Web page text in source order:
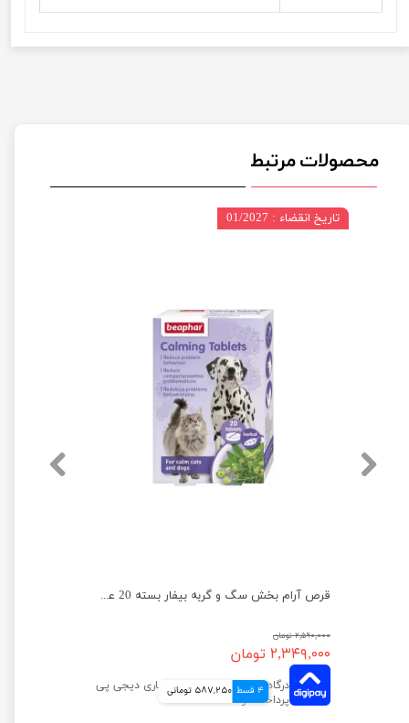
محصولات مرتبط
قرص آرام بخش سگ و گربه بیفار بسته 20 عددی
۲,۵۹۰,۰۰۰ تومان
۲,۳۴۹,۰۰۰ تومان
4 قسط 587,250 تومانی
تاریخ انقضاء : 01/2027